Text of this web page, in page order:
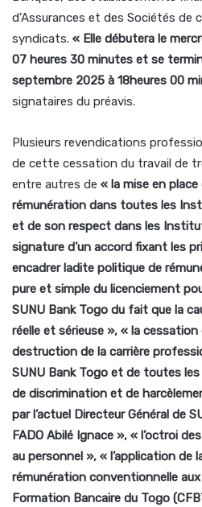
d’Assurances et des Sociétés de
syndicats. « Elle débutera le
07 heures 30 minutes et se
septembre 2025 à 18heures 00
signataires du préavis.
Plusieurs revendications
de cette cessation du travail de
entre autres de « la mise en place
rémunération dans toutes les
et de son respect dans les
signature d’un accord fixant les
encadrer ladite politique de
pure et simple du licenciement
SUNU Bank Togo du fait que la
réelle et sérieuse », « la
destruction de la carrière
SUNU Bank Togo et de toutes
de discrimination et de
par l’actuel Directeur Général de
FADO Abilé Ignace », « l’octroi
au personnel », « l’application de
rémunération conventionnelle
Formation Bancaire du Togo